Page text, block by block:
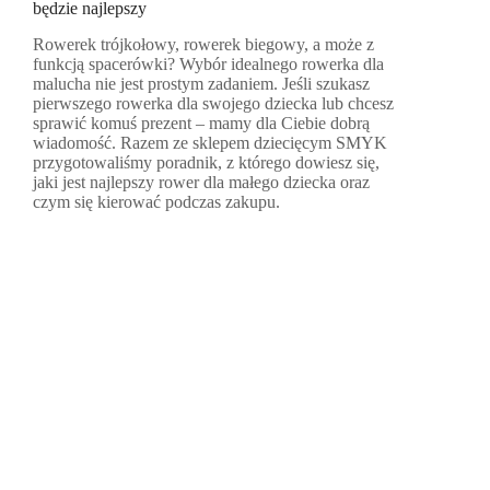
będzie najlepszy
Rowerek trójkołowy, rowerek biegowy, a może z
funkcją spacerówki? Wybór idealnego rowerka dla
malucha nie jest prostym zadaniem. Jeśli szukasz
pierwszego rowerka dla swojego dziecka lub chcesz
sprawić komuś prezent – mamy dla Ciebie dobrą
wiadomość. Razem ze sklepem dziecięcym SMYK
przygotowaliśmy poradnik, z którego dowiesz się,
jaki jest najlepszy rower dla małego dziecka oraz
czym się kierować podczas zakupu.